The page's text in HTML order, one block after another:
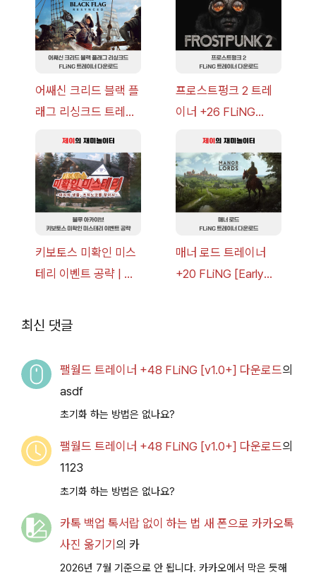
이브
어쌔신 크리드 블랙 플
래그 리싱크드 트레이
v1.0+] 다운로드
프로스트펑크 2 트레
이너 +26 FLiNG
드
키보토스 미확인 미스
테리 이벤트 공략 | 블
매너 로드 트레이너
+20 FLiNG [Early
최신 댓글
팰월드 트레이너 +48 FLiNG [v1.0+] 다운로드의
asdf
초기화 하는 방법은 없나요?
팰월드 트레이너 +48 FLiNG [v1.0+] 다운로드의
1123
초기화 하는 방법은 없나요?
카톡 백업 톡서랍 없이 하는 법 새 폰으로 카카오톡
사진 옮기기 의 카
2026년 7월 기준으로 안 됩니다. 카카오에서 막은 듯해